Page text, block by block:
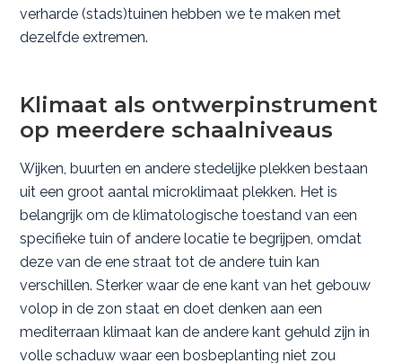
verharde (stads)tuinen hebben we te maken met
dezelfde extremen.
Klimaat als ontwerpinstrument
op meerdere schaalniveaus
Wijken, buurten en andere stedelijke plekken bestaan
uit een groot aantal microklimaat plekken. Het is
belangrijk om de klimatologische toestand van een
specifieke tuin of andere locatie te begrijpen, omdat
deze van de ene straat tot de andere tuin kan
verschillen. Sterker waar de ene kant van het gebouw
volop in de zon staat en doet denken aan een
mediterraan klimaat kan de andere kant gehuld zijn in
volle schaduw waar een bosbeplanting niet zou